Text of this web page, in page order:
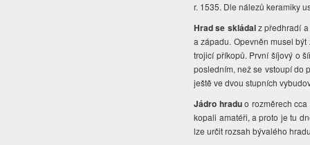
r. 1535. Dle nálezů keramiky
Hrad se skládalz předhradí a
a západu. Opevněn musel
trojicí příkopů. První šíjový o
posledním, než se vstoupí do
ještě ve dvou stupních
Jádro hraduo rozměrech cca
kopali amatéři, a proto je tu
lze určit rozsah bývalého